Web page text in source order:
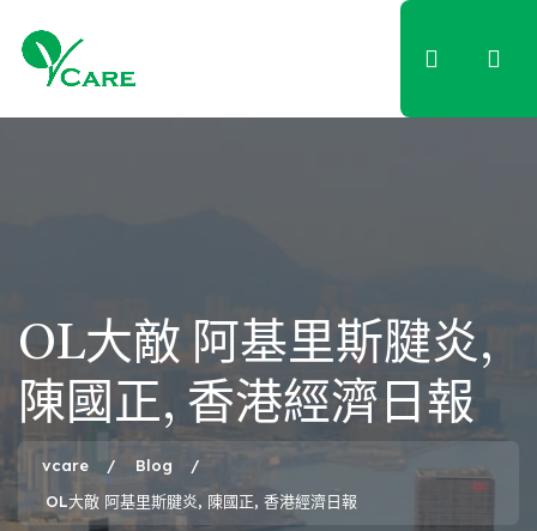
content
OL大敵 阿基里斯腱炎,
陳國正, 香港經濟日報
vcare
Blog
OL大敵 阿基里斯腱炎, 陳國正, 香港經濟日報